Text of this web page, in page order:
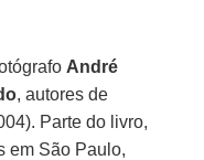
André
, autores de
Parte do livro,
em São Paulo,